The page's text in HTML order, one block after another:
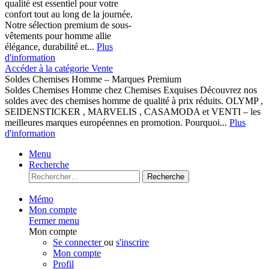
qualité est essentiel pour votre
confort tout au long de la journée.
Notre sélection premium de sous-
vêtements pour homme allie
élégance, durabilité et... Plus
d'information
Accéder à la catégorie Vente
Soldes Chemises Homme – Marques Premium
Soldes Chemises Homme chez Chemises Exquises Découvrez nos
soldes avec des chemises homme de qualité à prix réduits. OLYMP ,
SEIDENSTICKER , MARVELIS , CASAMODA et VENTI – les
meilleures marques européennes en promotion. Pourquoi... Plus
d'information
Menu
Recherche
Recherche
Mémo
Mon compte
Fermer menu
Mon compte
Se connecterou s'inscrire
Mon compte
Profil